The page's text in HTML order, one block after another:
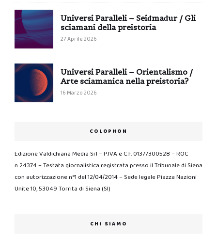
Universi Paralleli – Seiđmađur / Gli
sciamani della preistoria
27 Aprile 2026
Universi Paralleli – Orientalismo /
Arte sciamanica nella preistoria?
16 Marzo 2026
COLOPHON
Edizione Valdichiana Media Srl – P.IVA e C.F. 01377300528 – ROC
n.24374 – Testata giornalistica registrata presso il Tribunale di Siena
con autorizzazione n°1 del 12/04/2014 – Sede legale Piazza Nazioni
Unite 10, 53049 Torrita di Siena (SI)
CHI SIAMO